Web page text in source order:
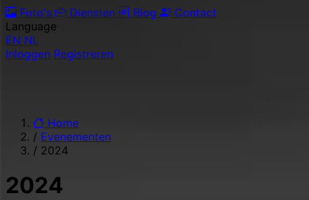
Foto's
Diensten Blog
Contact
Language
EN NL
Inloggen Registreren
Home
/ Evenementen
/ 2024
2024